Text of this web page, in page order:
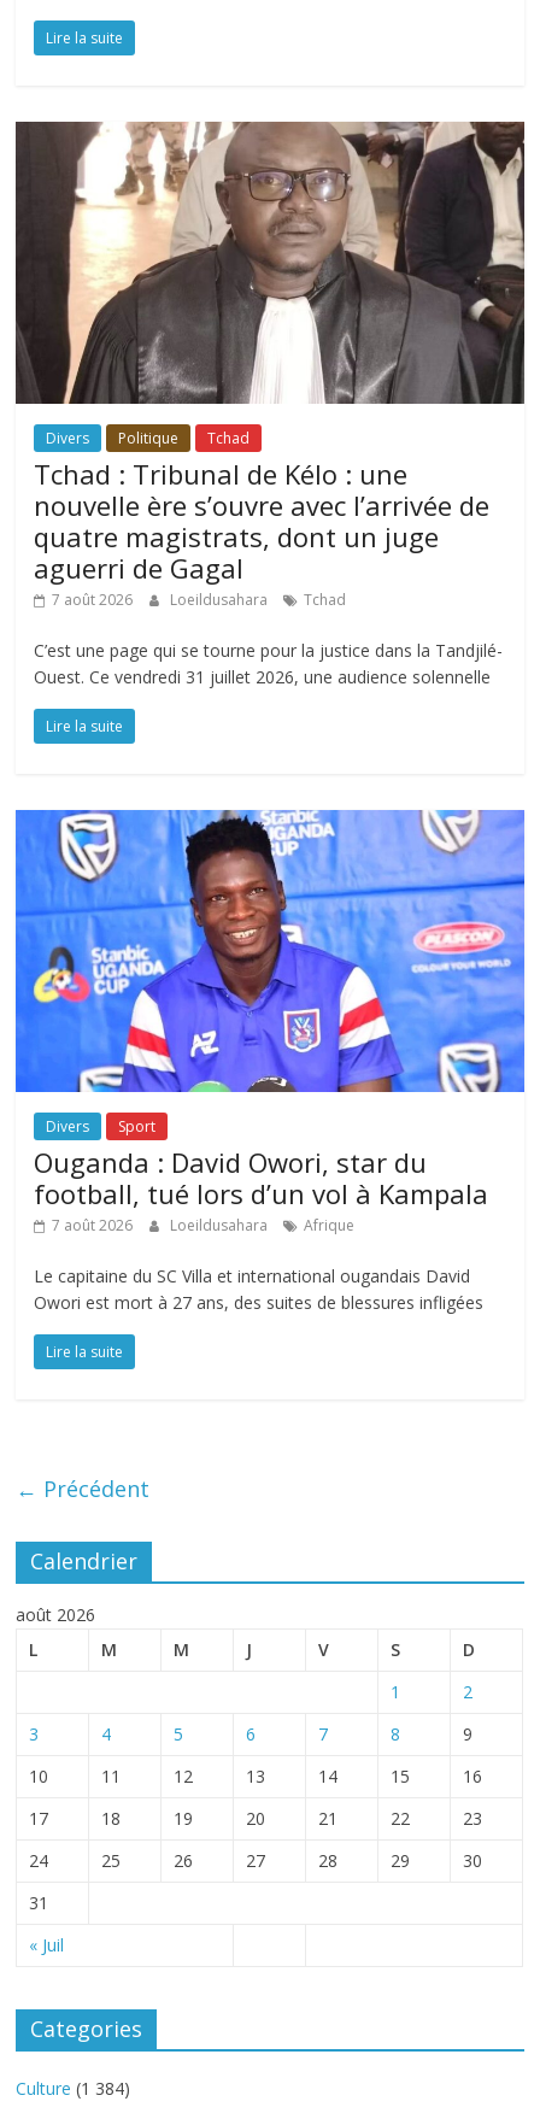
Lire la suite
Divers Politique Tchad
Tchad : Tribunal de Kélo : une
nouvelle ère s’ouvre avec l’arrivée de
quatre magistrats, dont un juge
aguerri de Gagal
7 août 2026 Loeildusahara Tchad
C’est une page qui se tourne pour la justice dans la Tandjilé-
Ouest. Ce vendredi 31 juillet 2026, une audience solennelle
Lire la suite
Divers Sport
Ouganda : David Owori, star du
football, tué lors d’un vol à Kampala
7 août 2026 Loeildusahara Afrique
Le capitaine du SC Villa et international ougandais David
Owori est mort à 27 ans, des suites de blessures infligées
Lire la suite
← Précédent
Calendrier
août 2026
L
M M J V S D
« Juil
1
2
3
4 5 6 7 8
9
10
11 12 13 14 15
16
17
18 19 20 21 22
23
24
25 26 27 28 29
30
31
Categories
Culture (1 384)